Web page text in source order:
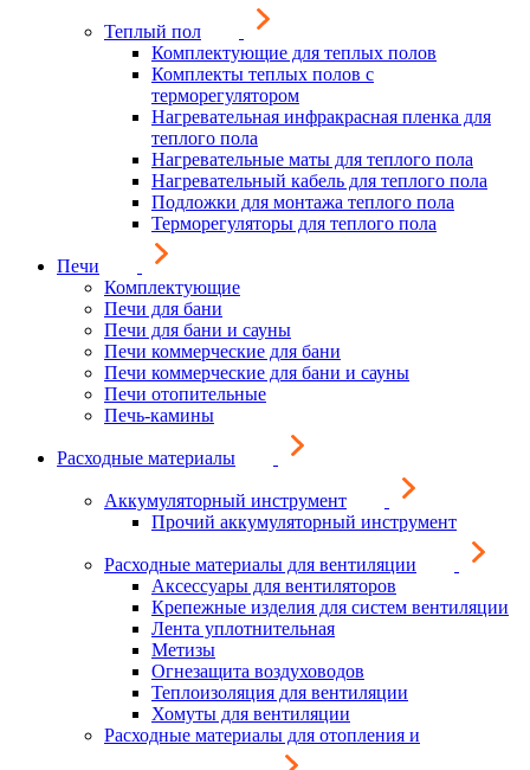
Теплый пол
Комплектующие для теплых полов
Комплекты теплых полов с
терморегулятором
Нагревательная инфракрасная пленка для
теплого пола
Нагревательные маты для теплого пола
Нагревательный кабель для теплого пола
Подложки для монтажа теплого пола
Терморегуляторы для теплого пола
Печи
Комплектующие
Печи для бани
Печи для бани и сауны
Печи коммерческие для бани
Печи коммерческие для бани и сауны
Печи отопительные
Печь-камины
Расходные материалы
Аккумуляторный инструмент
Прочий аккумуляторный инструмент
Расходные материалы для вентиляции
Аксессуары для вентиляторов
Крепежные изделия для систем вентиляции
Лента уплотнительная
Метизы
Огнезащита воздуховодов
Теплоизоляция для вентиляции
Хомуты для вентиляции
Расходные материалы для отопления и